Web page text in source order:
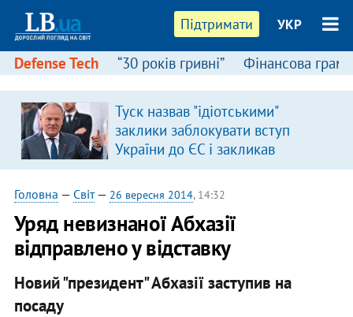
Підтримати УКР
Defense Tech “30 років гривні” Фінансова
Туск назвав "ідіотськими"
заклики заблокувати вступ
України до ЄС і закликав
припинити антиукраїнську
риторику
Головна — Світ— 26 вересня 2014, 14:32
Уряд невизнаної Абхазії
відправлено у відставку
Новий "президент" Абхазії заступив на
посаду